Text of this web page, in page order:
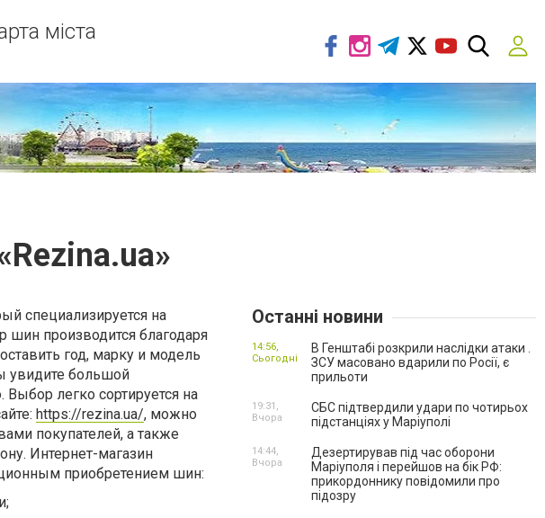
міста
специализируется на
производится благодаря
год, марку и модель
увидите большой
легко сортируется на
https://rezina.ua/, можно
покупателей, а также
Интернет-магазин
приобретением шин:
Останні новини
В Генштабі розкрили наслідки атаки .
ЗСУ масовано вдарили по Росії, є
прильоти
14:56,
Сьогодні
СБС підтвердили удари по чотирьох
підстанціях у Маріуполі
19:31,
Вчора
Дезертирував під час оборони
Маріуполя і перейшов на бік РФ:
прикордоннику повідомили про
підозру
14:44,
Вчора